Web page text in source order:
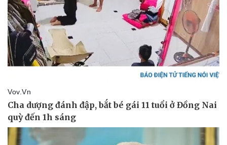
Văn hóa
Sân khấu - Điện ảnh